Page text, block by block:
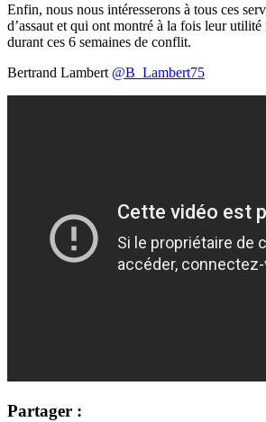
Enfin, nous nous intéresserons à tous ces
d’assaut et qui ont montré à la fois leur
durant ces 6 semaines de conflit.
Bertrand Lambert @B_Lambert75
Partager :